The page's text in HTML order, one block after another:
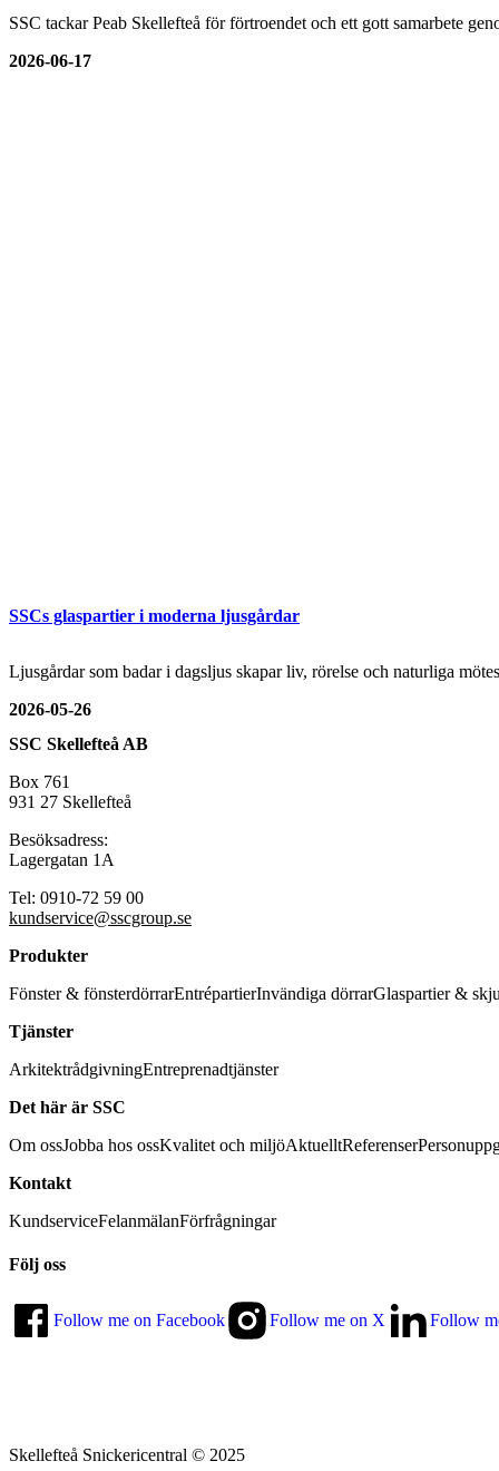
SSC tackar Peab Skellefteå för förtroendet och ett gott samarbete
2026-06-17
SSCs glaspartier i moderna ljusgårdar
Ljusgårdar som badar i dagsljus skapar liv, rörelse och naturliga
2026-05-26
SSC Skellefteå AB
Box 761
931 27 Skellefteå
Besöksadress:
Lagergatan 1A
Tel: 0910-72 59 00
kundservice@sscgroup.se
Produkter
Fönster & fönsterdörrarEntrépartierInvändiga dörrarGlaspartier &
Tjänster
ArkitektrådgivningEntreprenadtjänster
Det här är SSC
Om ossJobba hos ossKvalitet och miljöAktuelltReferenser
Kontakt
KundserviceFelanmälanFörfrågningar
Följ oss
Follow me on Facebook Follow me on X Follow
Skellefteå Snickericentral © 2025